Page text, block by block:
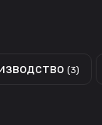
(3)